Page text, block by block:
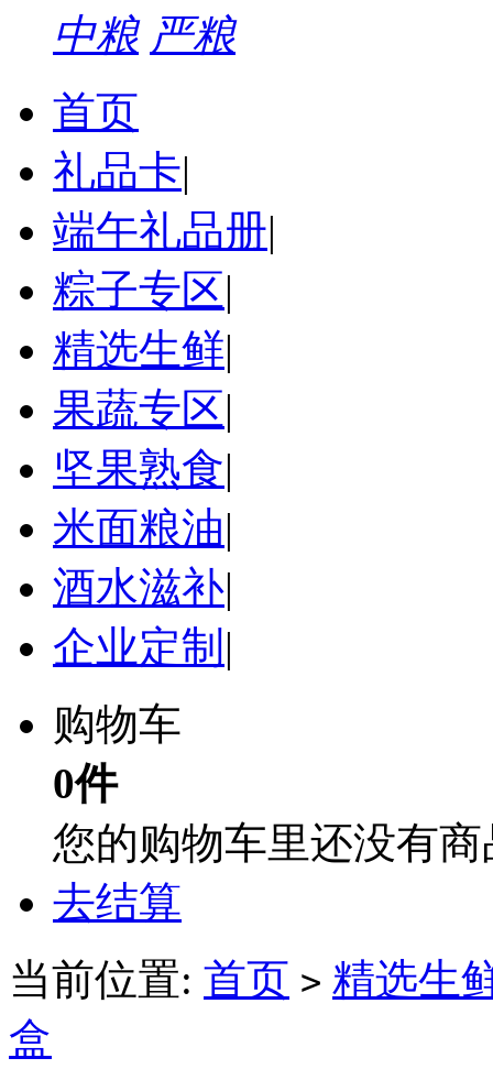
中粮 严粮
首页
礼品卡|
端午礼品册|
粽子专区|
精选生鲜|
果蔬专区|
坚果熟食|
米面粮油|
酒水滋补|
企业定制|
购物车
0件
您的购物车里还没有
去结算
当前位置: 首页 > 精选生
盒